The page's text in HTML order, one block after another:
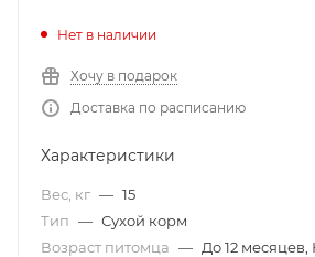
Нет в наличии
Хочу в подарок
Доставка по расписанию
Характеристики
Вес, кг — 15
Тип — Сухой корм
Возраст питомца — До 12 месяцев,